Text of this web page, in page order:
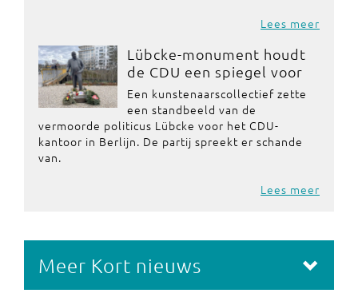
Lees meer
Lübcke-monument houdt
de CDU een spiegel voor
Een kunstenaarscollectief zette
een standbeeld van de
vermoorde politicus Lübcke voor het CDU-
kantoor in Berlijn. De partij spreekt er schande
van.
Lees meer
Meer Kort nieuws